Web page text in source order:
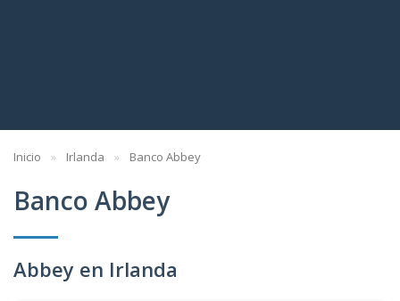
Inicio Irlanda Banco Abbey
Banco Abbey
Abbey en Irlanda